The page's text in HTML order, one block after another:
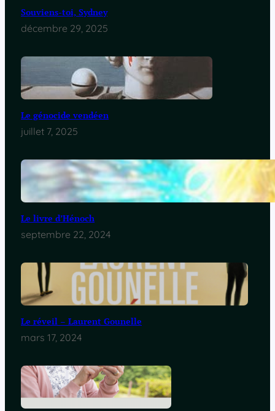
Souviens-toi, Sydney
décembre 29, 2025
Le génocide vendéen
juillet 7, 2025
Le livre d’Hénoch
septembre 22, 2024
Le réveil – Laurent Gounelle
mars 17, 2024